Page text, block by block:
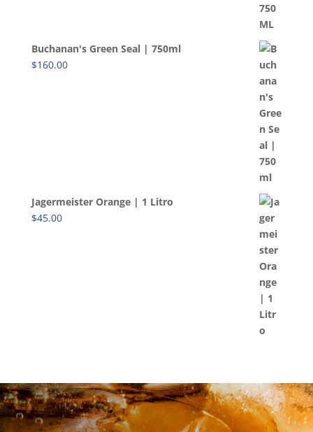
Buchanan's Green Seal | 750ml
$160.00
Jagermeister Orange | 1 Litro
$45.00